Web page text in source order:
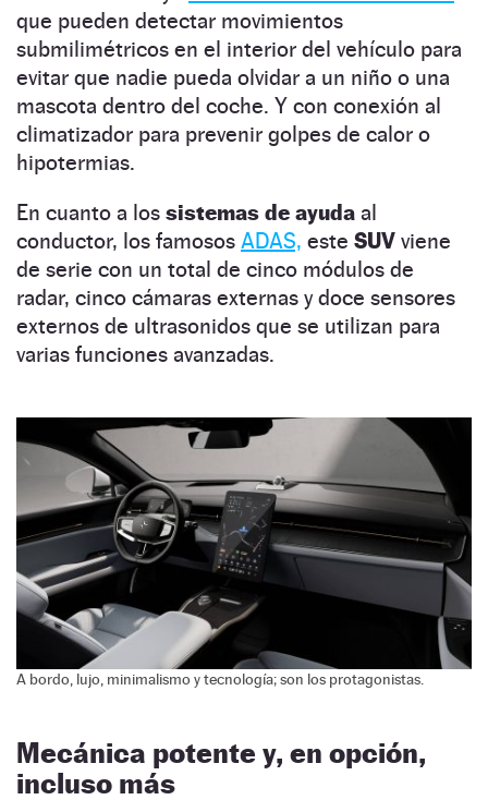
que pueden detectar movimientos
submilimétricos en el interior del vehículo para
evitar que nadie pueda olvidar a un niño o una
mascota dentro del coche. Y con conexión al
climatizador para prevenir golpes de calor o
hipotermias.
En cuanto a los sistemas de ayuda al
conductor, los famosos ADAS, este SUV viene
de serie con un total de cinco módulos de
radar, cinco cámaras externas y doce sensores
externos de ultrasonidos que se utilizan para
varias funciones avanzadas.
A bordo, lujo, minimalismo y tecnología; son los protagonistas.
Mecánica potente y, en opción,
incluso más